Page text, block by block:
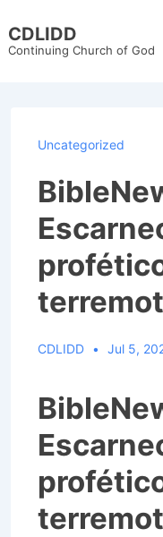
Skip
CDLIDD
Continuing Church of God
Uncategorized
CDLIDD Jul 5,